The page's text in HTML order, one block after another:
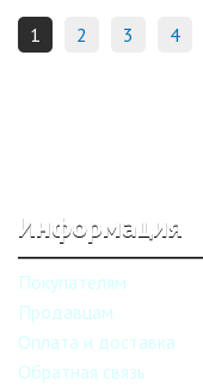
1 2 3 4
Информация
Покупателям
Продавцам
Оплата и доставка
Обратная связь